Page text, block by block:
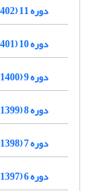
دوره 11 (1402)
دوره 10 (1401)
دوره 9 (1400)
دوره 8 (1399)
دوره 7 (1398)
دوره 6 (1397)